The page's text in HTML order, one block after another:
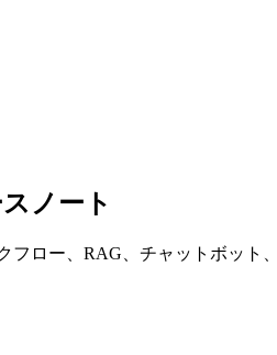
ノート
フロー、RAG、チャットボット